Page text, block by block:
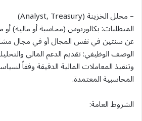
– محلل الخزينة (Analyst, Treasury)
المتطلبات: بكالوريوس (محاسبة أو مالية) أو
عن سنتين في نفس المجال أو في مجال
الوصف الوظيفي: تقديم الدعم المالي
وتنفيذ المعاملات المالية الدقيقة وفقاً
المحاسبية المعتمدة.
الشروط العامة: